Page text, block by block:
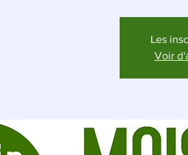
Les
Voir